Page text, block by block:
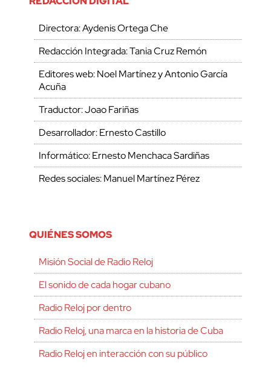
Directora: Aydenis Ortega Che
Redacción Integrada: Tania Cruz Remón
Editores web: Noel Martínez y Antonio García
Acuña
Traductor: Joao Fariñas
Desarrollador: Ernesto Castillo
Informático: Ernesto Menchaca Sardiñas
Redes sociales: Manuel Martínez Pérez
QUIÉNES SOMOS
Misión Social de Radio Reloj
El sonido de cada hogar cubano
Radio Reloj por dentro
Radio Reloj, una marca en la historia de Cuba
Radio Reloj en interacción con su público